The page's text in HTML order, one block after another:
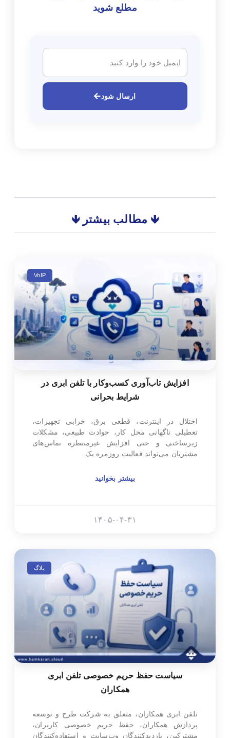
مطلع شوید
ارسال شود
🡻 مطالب بیشتر 🡻
VoIP
افزایش تاب‌آوری کسب‌وکار با تلفن ابری در
شرایط بحرانی
اختلال در اینترنت، قطعی برق، خرابی تجهیزات،
تعطیلی ناگهانی محل کار، حوادث طبیعی، مشکلات
زیرساختی و حتی افزایش غیرمنتظره تماس‌های
مشتریان می‌تواند فعالیت روزمره یک
بیشتر بخوانید
۱۴۰۵-۰۴-۳۱
بلاگ
سیاست حفظ حریم خصوصی تلفن ابری
همکاران
تلفن ابری همکاران، متعلق به شرکت طرح و توسعه
پردازش همکاران، حفظ حریم خصوصی کاربران،
مشترکین، بازدیدکنندگان وب‌سایت و استفاده‌کنندگان